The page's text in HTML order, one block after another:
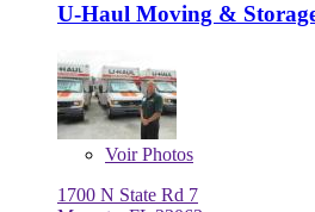
U-Haul Moving &
VoirPhotos
1700 N State Rd 7